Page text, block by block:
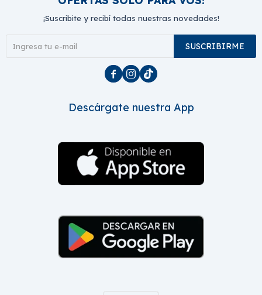
¡Suscribite y recibí todas nuestras novedades!
SUSCRIBIRME
  
Descárgate nuestra App